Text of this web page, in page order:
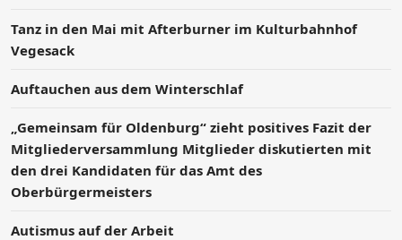
Tanz in den Mai mit Afterburner im Kulturbahnhof
Vegesack
Auftauchen aus dem Winterschlaf
„Gemeinsam für Oldenburg“ zieht positives Fazit der
Mitgliederversammlung Mitglieder diskutierten mit
den drei Kandidaten für das Amt des
Oberbürgermeisters
Autismus auf der Arbeit